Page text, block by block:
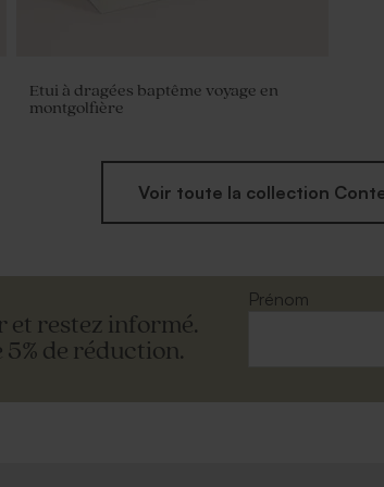
Etui à dragées baptême voyage en
montgolfière
Voir toute la collection
et restez informé.
de réduction.
Prénom